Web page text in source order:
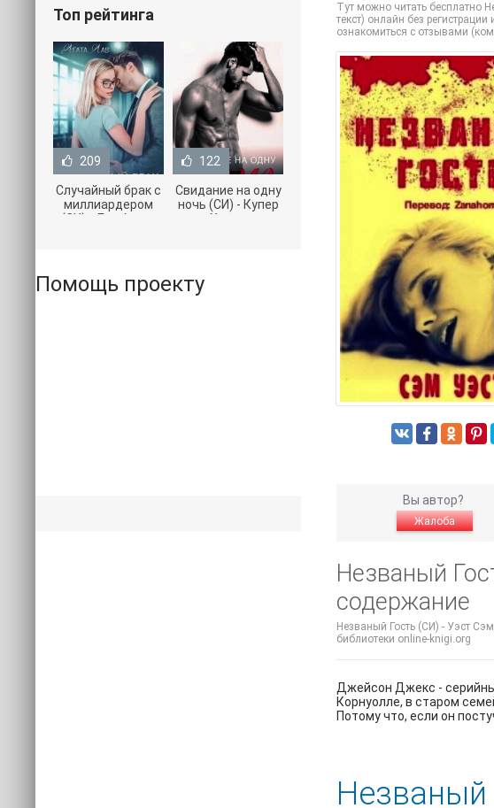
Тут можно читать бесплатно
текст) онлайн без
ознакомиться с отзывами
Вы автор?
Жалоба
Незваный
содержание
Незваный Гость (СИ) - Уэст
библиотеки online-knigi.org
Джейсон Джекс -
Корнуолле, в старом
Потому что, если он
Незваный
Топ рейтинга
209
Случайный брак с
миллиардером
(СИ) - Лав Агата
122
Свидание на одну
ночь (СИ) - Купер
Хелен
Помощь проекту